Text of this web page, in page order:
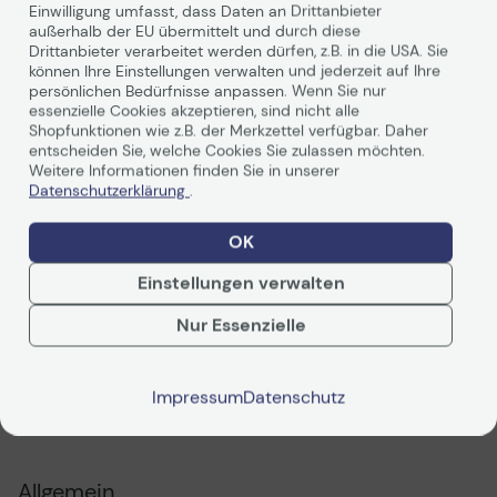
Technisches Produktdatenblatt Technisches
Produktbeschreibung
Höchstleistung für PC oder Notebook
Die m.2 SSD SATA III Top erhöht die Geschwindigkeit und
Effizienz ihres Computers, um im alltäglichen Gebrauch
zu Hause oder auch bei anspruchsvollen Anwendungen
Höchstleistungen zu erzielen.
ihres Computers, sondern starten sie ihn in wenigen
Zugriffszeiten und Bearbeitungsprozesse werden
Weiterlesen
Technische Daten
Einwilligung umfasst, dass Daten an Drittanbieter
außerhalb der EU übermittelt und durch diese
Drittanbieter verarbeitet werden dürfen, z.B. in die USA. Sie
können Ihre Einstellungen verwalten und jederzeit auf Ihre
persönlichen Bedürfnisse anpassen. Wenn Sie nur
essenzielle Cookies akzeptieren, sind nicht alle
Shopfunktionen wie z.B. der Merkzettel verfügbar. Daher
entscheiden Sie, welche Cookies Sie zulassen möchten.
Weitere Informationen finden Sie in unserer
Datenschutzerklärung .
OK
Einstellungen verwalten
Nur Essenzielle
ImpressumDatenschutz